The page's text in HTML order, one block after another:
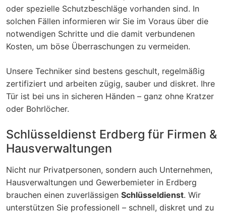
oder spezielle Schutzbeschläge vorhanden sind. In
solchen Fällen informieren wir Sie im Voraus über die
notwendigen Schritte und die damit verbundenen
Kosten, um böse Überraschungen zu vermeiden.
Unsere Techniker sind bestens geschult, regelmäßig
zertifiziert und arbeiten zügig, sauber und diskret. Ihre
Tür ist bei uns in sicheren Händen – ganz ohne Kratzer
oder Bohrlöcher.
Schlüsseldienst Erdberg für Firmen &
Hausverwaltungen
Nicht nur Privatpersonen, sondern auch Unternehmen,
Hausverwaltungen und Gewerbemieter in Erdberg
brauchen einen zuverlässigen Schlüsseldienst. Wir
unterstützen Sie professionell – schnell, diskret und zu